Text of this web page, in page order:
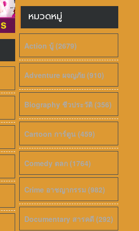
2026
Evil Dead Burn (2026) ผีอมตะแผดเผา
หมวดหมู่
Action บู้ (2679)
Adventure ผจญภัย (910)
Biography ชีวประวัติ (356)
Cartoon การ์ตูน (459)
Comedy ตลก (1764)
Crime อาชญากรรม (982)
Documentary สารคดี (292)